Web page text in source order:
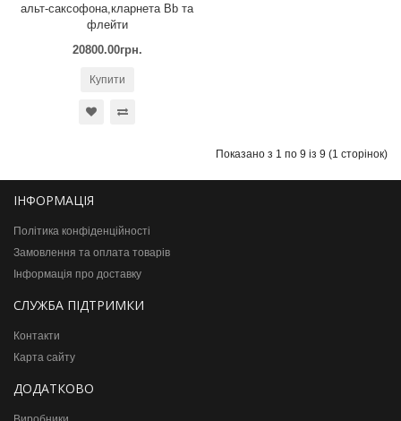
альт-саксофона,кларнета Вb та
флейти
20800.00грн.
Купити
Показано з 1 по 9 із 9 (1 сторінок)
ІНФОРМАЦІЯ
Політика конфіденційності
Замовлення та оплата товарів
Інформація про доставку
СЛУЖБА ПІДТРИМКИ
Контакти
Карта сайту
ДОДАТКОВО